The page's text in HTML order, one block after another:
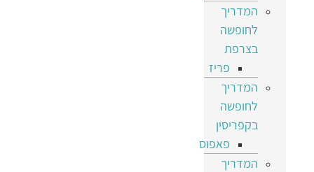
המדריך
לחופשה
בצרפת
פריז
המדריך
לחופשה
בקפריסין
פאפוס
המדריך